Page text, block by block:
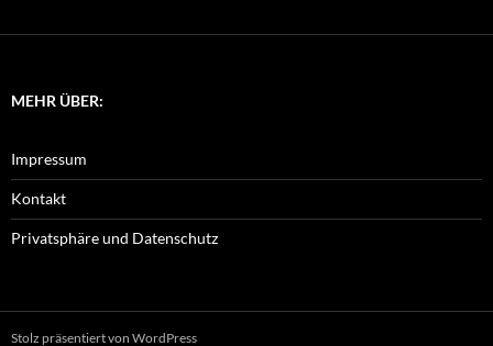
MEHR ÜBER:
Impressum
Kontakt
Privatsphäre und Datenschutz
Stolz präsentiert von WordPress